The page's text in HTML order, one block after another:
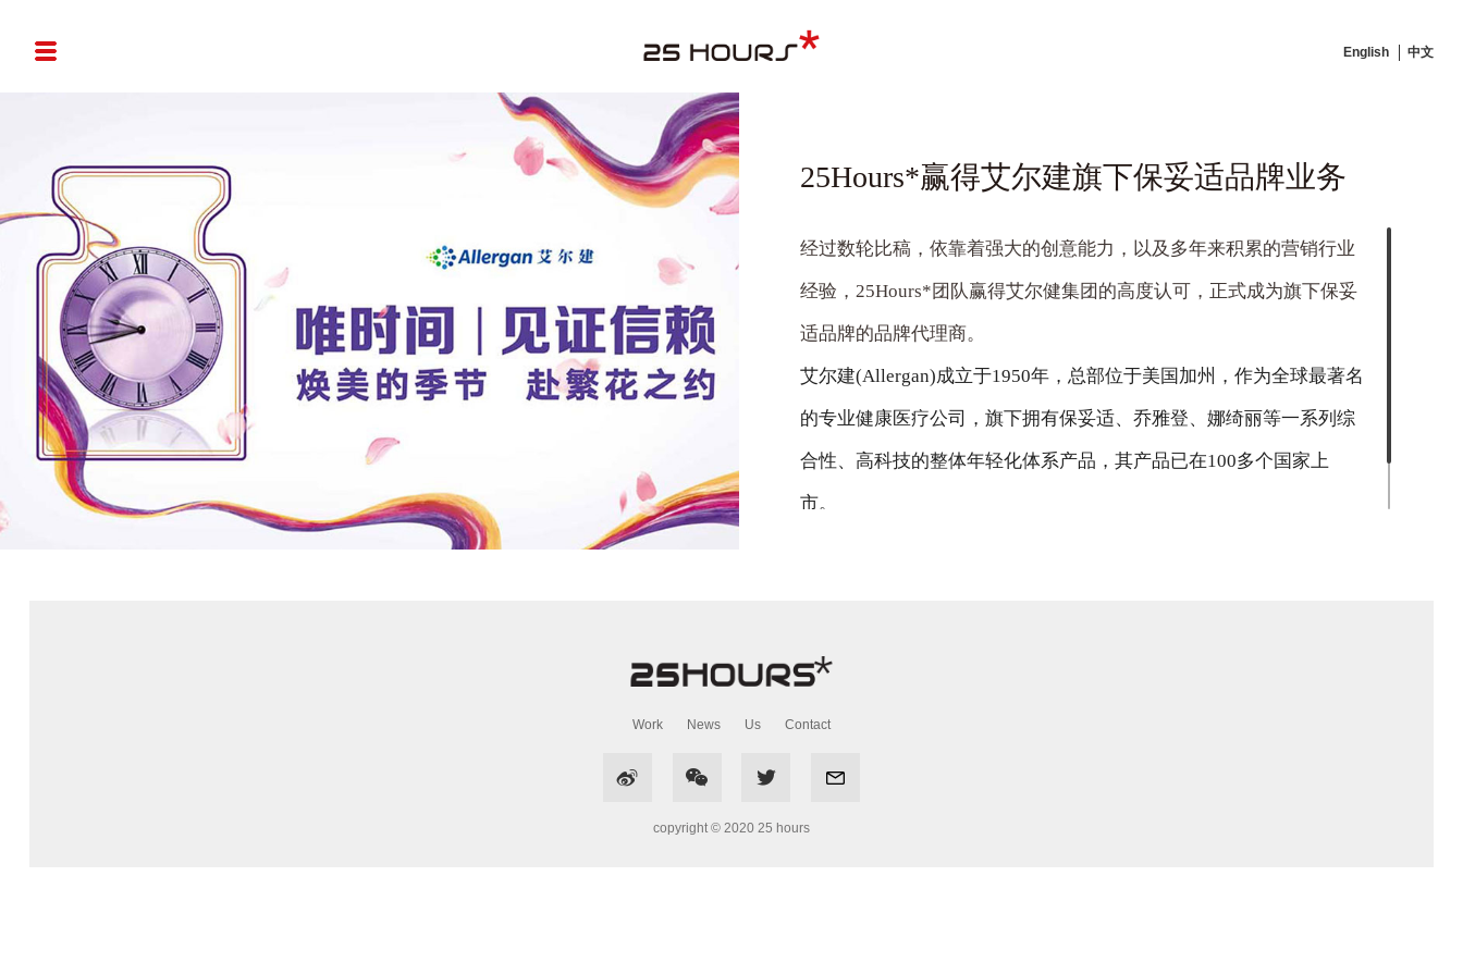
English 中文
25Hours*赢得艾尔建旗下保妥适品牌业务
经过数轮比稿，依靠着强大的创意能力，以及多年来积累的营销行业
经验， 25Hours*团队赢得艾尔健集团的高度认可，正式成为旗下保妥
适品牌的品牌代理商。
艾尔建(Allergan)成立于1950年，总部位于美国加州，作为全球最著名
的专业健康医疗公司，旗下拥有保妥适、乔雅登、娜绮丽等一系列综
合性、高科技的整体年轻化体系产品，其产品已在100多个国家上
市。
Work News Us Contact
  
copyright © 2020 25 hours